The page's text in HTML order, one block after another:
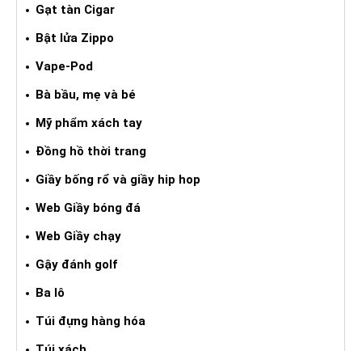
Gạt tàn Cigar
Bật lửa Zippo
Vape-Pod
Bà bầu, mẹ và bé
Mỹ phẩm xách tay
Đồng hồ thời trang
Giầy bống rổ và giầy hip hop
Web Giầy bóng đá
Web Giầy chạy
Gậy đánh golf
Ba lô
Túi đựng hàng hóa